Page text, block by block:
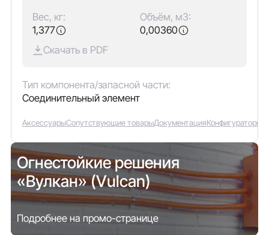
Вес, кг:
1,377
Объём, м3:
0,00360
Скачать в PDF
Тип компонента/запасной части:
Соединительный элемент
АксессуарыСопутствующие товарыДокументацияКонфигураторы
Огнестойкие решения
«Вулкан» (Vulcan)
Подробнее на промо-странице